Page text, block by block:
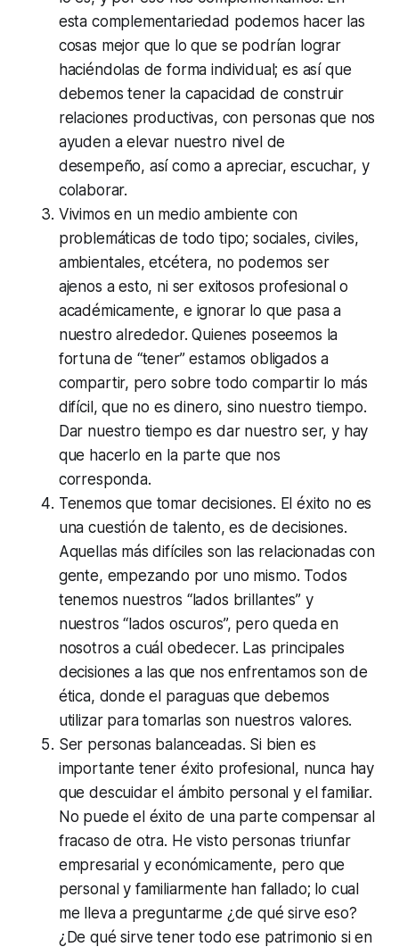
esta complementariedad podemos hacer las
cosas mejor que lo que se podrían lograr
haciéndolas de forma individual; es así que
debemos tener la capacidad de construir
relaciones productivas, con personas que nos
ayuden a elevar nuestro nivel de
desempeño, así como a apreciar, escuchar, y
colaborar.
Vivimos en un medio ambiente con
problemáticas de todo tipo; sociales, civiles,
ambientales, etcétera, no podemos ser
ajenos a esto, ni ser exitosos profesional o
académicamente, e ignorar lo que pasa a
nuestro alrededor. Quienes poseemos la
fortuna de “tener” estamos obligados a
compartir, pero sobre todo compartir lo más
difícil, que no es dinero, sino nuestro tiempo.
Dar nuestro tiempo es dar nuestro ser, y hay
que hacerlo en la parte que nos
corresponda.
Tenemos que tomar decisiones. El éxito no es
una cuestión de talento, es de decisiones.
Aquellas más difíciles son las relacionadas con
gente, empezando por uno mismo. Todos
tenemos nuestros “lados brillantes” y
nuestros “lados oscuros”, pero queda en
nosotros a cuál obedecer. Las principales
decisiones a las que nos enfrentamos son de
ética, donde el paraguas que debemos
utilizar para tomarlas son nuestros valores.
Ser personas balanceadas. Si bien es
importante tener éxito profesional, nunca hay
que descuidar el ámbito personal y el familiar.
No puede el éxito de una parte compensar al
fracaso de otra. He visto personas triunfar
empresarial y económicamente, pero que
personal y familiarmente han fallado; lo cual
me lleva a preguntarme ¿de qué sirve eso?
¿De qué sirve tener todo ese patrimonio si en